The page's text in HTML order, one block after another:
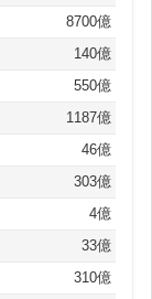
8700億
140億
550億
1187億
46億
303億
4億
33億
310億